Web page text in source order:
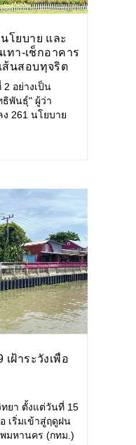
โยบาย และ
เทา-เช็กอาคาร
ส้นสอบทุจริต
อย่างเป็น
พันธุ์" ผู้ว่า
261 นโยบาย
ฝ้าระวังเพื่อ
ยา ตั้งแต่วันที่ 15
เริ่มเข้าสู่ฤดูฝน
มหานคร (กทม.)